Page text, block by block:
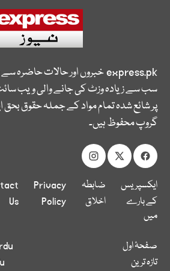
express.pkخبروں اور حالات حاضرہ
سب سے زیادہ وزٹ کی جانے والی ویب
پر شائع شدہ تمام مواد کے جملہ حقوق
گروپ محفوظ ہیں۔
ایکسپریس
کے بارے
میں
ضابطہ
اخلاق
Privacy
Policy
Us
صفحۂ اول
تازہ ترین